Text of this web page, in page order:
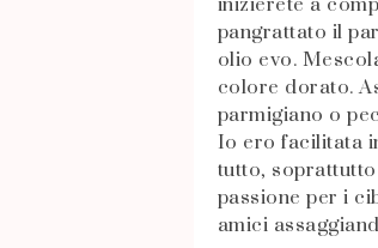
pangrattato il
olio evo.
colore dorato.
parmigiano o
Io ero facilitata
tutto,
passione per i
amici